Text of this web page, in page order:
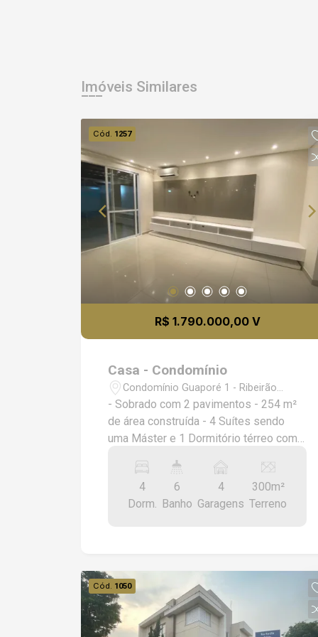
Imóveis Similares
Cód. 1257
R$ 1.790.000,00 V
Casa - Condomínio
Condomínio Guaporé 1 - Ribeirão
Preto/SP
- Sobrado com 2 pavimentos - 254 m²
de área construída - 4 Suítes sendo
uma Máster e 1 Dormitório térreo com
ambientes - Lavabo - Cozinha - Área
dormitório e banheiro de serviço -
Quintal com piscina aquecida e varanda
Piscina
4
Dorm.
6
Banho
4
Garagens
300m²
Terreno
Cód. 1050